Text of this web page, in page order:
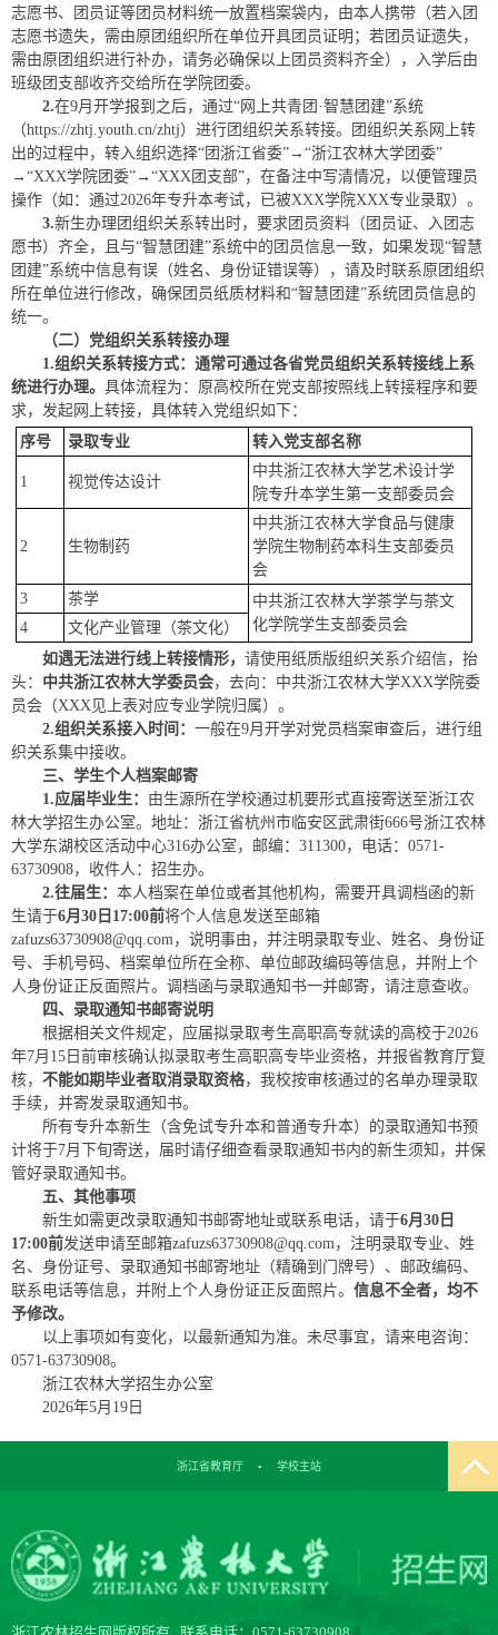
志愿书、团员证等团员材料统一放置档案袋内，由本人携带（若入团
志愿书遗失，需由原团组织所在单位开具团员证明；若团员证遗失，
需由原团组织进行补办，请务必确保以上团员资料齐全），入学后由
班级团支部收齐交给所在学院团委。
2.在9月开学报到之后，通过“网上共青团·智慧团建”系统
（https://zhtj.youth.cn/zhtj）进行团组织关系转接。团组织关系网上转
出的过程中，转入组织选择“团浙江省委”→“浙江农林大学团委”
→“XXX学院团委”→“XXX团支部”，在备注中写清情况，以便管理员
操作（如：通过2026年专升本考试，已被XXX学院XXX专业录取）。
3.新生办理团组织关系转出时，要求团员资料（团员证、入团志
愿书）齐全，且与“智慧团建”系统中的团员信息一致，如果发现“智慧
团建”系统中信息有误（姓名、身份证错误等），请及时联系原团组织
所在单位进行修改，确保团员纸质材料和“智慧团建”系统团员信息的
统一。
（二）党组织关系转接办理
1.组织关系转接方式：通常可通过各省党员组织关系转接线上系
统进行办理。 具体流程为：原高校所在党支部按照线上转接程序和要
求，发起网上转接，具体转入党组织如下：
序号
录取专业 转入党支部名称
1 视觉传达设计
中共浙江农林大学艺术设计学
院专升本学生第一支部委员会
2 生物制药
中共浙江农林大学食品与健康
学院生物制药本科生支部委员
会
3
茶学
中共浙江农林大学茶学与茶文
化学院学生支部委员会
4
文化产业管理（茶文化）
如遇无法进行线上转接情形， 请使用纸质版组织关系介绍信，抬
头： 中共浙江农林大学委员会，去向：中共浙江农林大学XXX学院委
员会（XXX见上表对应专业学院归属）。
2.组织关系接入时间： 一般在9月开学对党员档案审查后，进行组
织关系集中接收。
三、学生个人档案邮寄
1.应届毕业生： 由生源所在学校通过机要形式直接寄送至浙江农
林大学招生办公室。地址：浙江省杭州市临安区武肃街666号浙江农林
大学东湖校区活动中心316办公室，邮编：311300，电话：0571-
63730908，收件人：招生办。
2.往届生： 本人档案在单位或者其他机构，需要开具调档函的新
生请于6月30日 17:00前将个人信息发送至邮箱
zafuzs63730908@qq.com，说明事由，并注明录取专业、姓名、身份证
号、手机号码、档案单位所在全称、单位邮政编码等信息，并附上个
人身份证正反面照片。调档函与录取通知书一并邮寄，请注意查收。
四、录取通知书邮寄说明
根据相关文件规定，应届拟录取考生高职高专就读的高校于2026
年7月15日前审核确认拟录取考生高职高专毕业资格，并报省教育厅复
核， 不能如期毕业者取消录取资格，我校按审核通过的名单办理录取
手续，并寄发录取通知书。
所有专升本新生（含免试专升本和普通专升本）的录取通知书预
计将于7月下旬寄送，届时请仔细查看录取通知书内的新生须知，并保
管好录取通知书。
五、其他事项
新生如需更改录取通知书邮寄地址或联系电话，请于6月30日
17:00前发送申请至邮箱zafuzs63730908@qq.com，注明录取专业、姓
名、身份证号、录取通知书邮寄地址（精确到门牌号）、邮政编码、
联系电话等信息，并附上个人身份证正反面照片。 信息不全者，均不
予修改。
以上事项如有变化，以最新通知为准。未尽事宜，请来电咨询：
0571-63730908。
浙江农林大学招生办公室
2026年5月19日
浙江省教育厅 ▪ 学校主站
浙江农林招生网版权所有 联系电话：0571-63730908